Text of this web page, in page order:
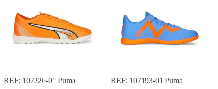
REF: 106560-01 Puma.com
REF: Gz5108Adidas